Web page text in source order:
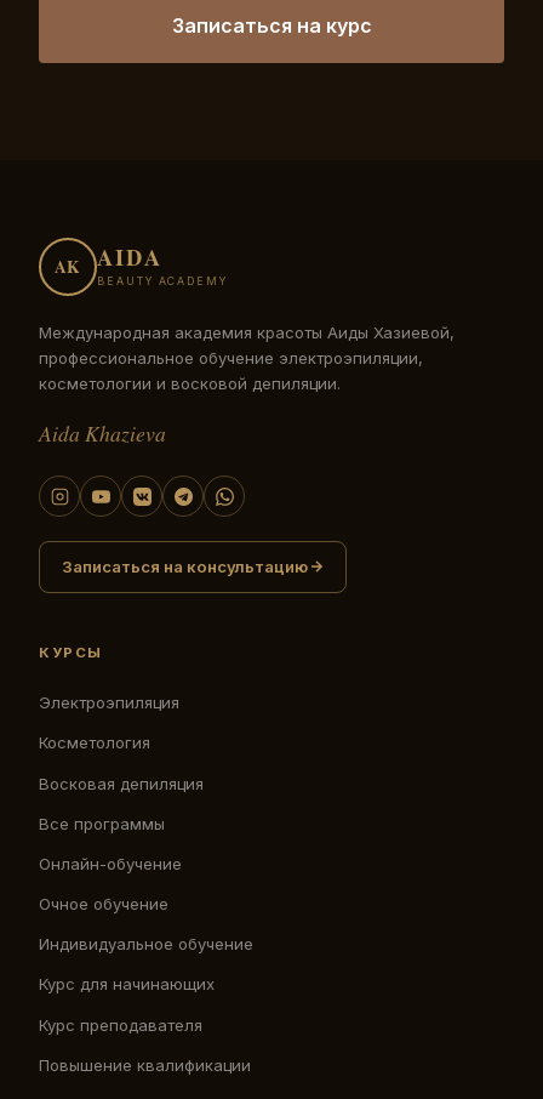
Записаться на курс
AK AIDA
BEAUTY ACADEMY
Международная академия красоты Аиды Хазиевой,
профессиональное обучение электроэпиляции,
косметологии и восковой депиляции.
Aida Khazieva
Записаться на консультацию
КУРСЫ
Электроэпиляция
Косметология
Восковая депиляция
Все программы
Онлайн-обучение
Очное обучение
Индивидуальное обучение
Курс для начинающих
Курс преподавателя
Повышение квалификации